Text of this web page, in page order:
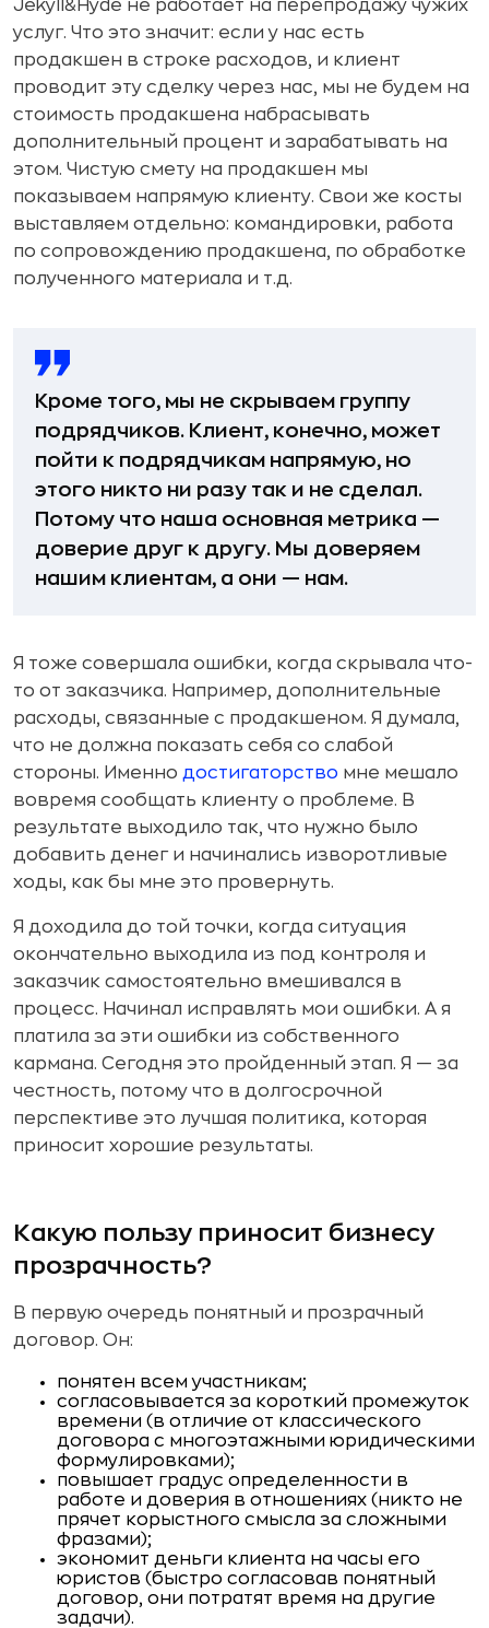
Jekyll&Hyde не работает на перепродажу чужих
услуг. Что это значит: если у нас есть
продакшен в строке расходов, и клиент
проводит эту сделку через нас, мы не будем на
стоимость продакшена набрасывать
дополнительный процент и зарабатывать на
этом. Чистую смету на продакшен мы
показываем напрямую клиенту. Свои же косты
выставляем отдельно: командировки, работа
по сопровождению продакшена, по обработке
полученного материала и т.д.
Кроме того, мы не скрываем группу
подрядчиков. Клиент, конечно, может
пойти к подрядчикам напрямую, но
этого никто ни разу так и не сделал.
Потому что наша основная метрика —
доверие друг к другу. Мы доверяем
нашим клиентам, а они — нам.
Я тоже совершала ошибки, когда скрывала что-
то от заказчика. Например, дополнительные
расходы, связанные с продакшеном. Я думала,
что не должна показать себя со слабой
стороны. Именно достигаторство мне мешало
вовремя сообщать клиенту о проблеме. В
результате выходило так, что нужно было
добавить денег и начинались изворотливые
ходы, как бы мне это провернуть.
Я доходила до той точки, когда ситуация
окончательно выходила из под контроля и
заказчик самостоятельно вмешивался в
процесс. Начинал исправлять мои ошибки. А я
платила за эти ошибки из собственного
кармана. Сегодня это пройденный этап. Я — за
честность, потому что в долгосрочной
перспективе это лучшая политика, которая
приносит хорошие результаты.
Какую пользу приносит бизнесу
прозрачность?
В первую очередь понятный и прозрачный
договор. Он:
понятен всем участникам;
согласовывается за короткий промежуток
времени (в отличие от классического
договора с многоэтажными юридическими
формулировками);
повышает градус определенности в
работе и доверия в отношениях (никто не
прячет корыстного смысла за сложными
фразами);
экономит деньги клиента на часы его
юристов (быстро согласовав понятный
договор, они потратят время на другие
задачи).